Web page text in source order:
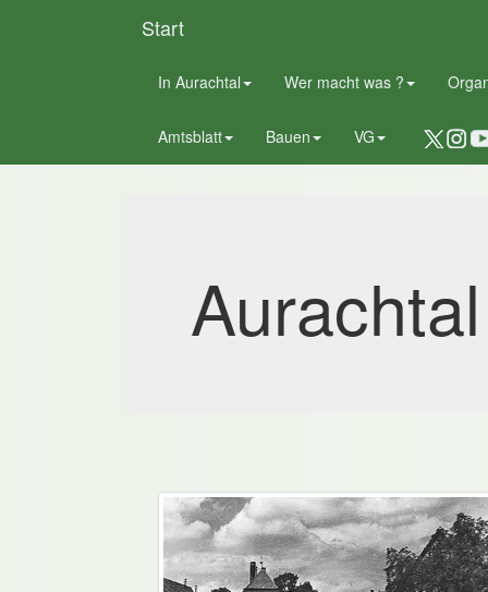
Start
In Aurachtal Wer macht was ?
Amtsblatt Bauen VG
Der Blick zurück